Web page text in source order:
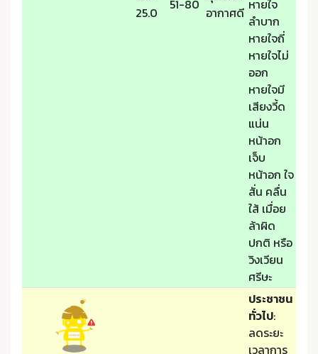
25.0
51-80 อากาศดี หายใจ
ลำบาก
หายใจถี่
หายใจไม่
ออก
หายใจมี
เสียงวี้ด
แน่น
หน้าอก
เจ็บ
หน้าอก ใจ
สั่น คลื่น
ใส้ เมื่อย
ล้าผิด
ปกติ หรือ
วิงเวียน
ศรีษะ
ประชาชน
ทั่วไป:
ลดระยะ
เวลาการ